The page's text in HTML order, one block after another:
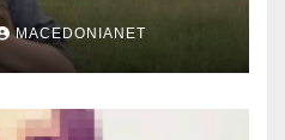
MACEDONIANET